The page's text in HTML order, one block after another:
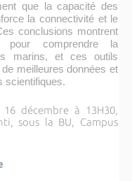
que la capacité des
la connectivité et le
conclusions montrent
pour comprendre la
marins, et ces outils
meilleures données et
scientifiques.
décembre à 13H30,
sous la BU, Campus